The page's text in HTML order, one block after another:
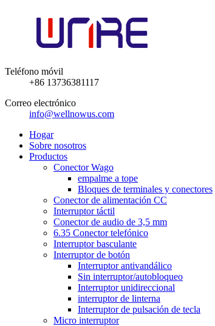
Teléfono móvil
+86 13736381117
Correo electrónico
info@wellnowus.com
Hogar
Sobre nosotros
Productos
Conector Wago
empalme a tope
Bloques de terminales y conectores
Conector de alimentación CC
Interruptor táctil
Conector de audio de 3,5 mm
6.35 Conector telefónico
Interruptor basculante
Interruptor de botón
Interruptor antivandálico
Sin interruptor/autobloqueo
Interruptor unidireccional
interruptor de linterna
Interruptor de pulsación de tecla
Micro interruptor